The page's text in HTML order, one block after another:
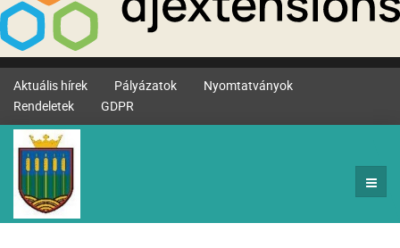
Aktuális hírek Pályázatok
Nyomtatványok
Rendeletek
GDPR